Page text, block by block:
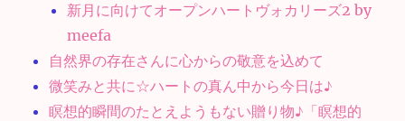
新月に向けてオープンハートヴォカリーズ2 by
meefa
自然界の存在さんに心からの敬意を込めて
微笑みと共に☆ハートの真ん中から今日は♪
瞑想的瞬間のたとえようもない贈り物♪「瞑想的